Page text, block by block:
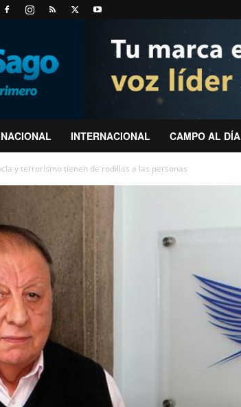
NACIONAL INTERNACIONAL CAMPO AL DÍA
y terrorismo tienen de rodillas a las personas